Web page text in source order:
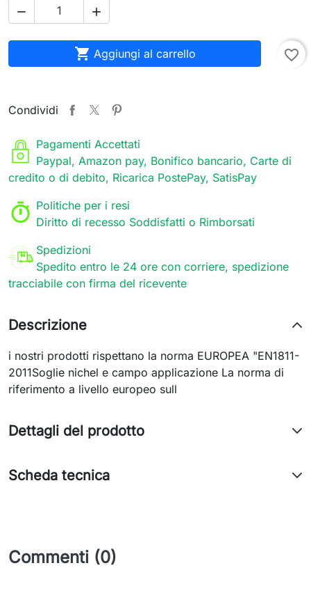
 
 Aggiungi al carrello favorite_border
Condividi
Pagamenti Accettati
Paypal, Amazon pay, Bonifico bancario, Carte di
credito o di debito, Ricarica PostePay, SatisPay
Politiche per i resi
Diritto di recesso Soddisfatti o Rimborsati
Spedizioni
Spedito entro le 24 ore con corriere, spedizione
tracciabile con firma del ricevente
Descrizione
i nostri prodotti rispettano la norma EUROPEA "EN1811-
2011Soglie nichel e campo applicazione La norma di
riferimento a livello europeo sull
Dettagli del prodotto
Scheda tecnica
Commenti (0)